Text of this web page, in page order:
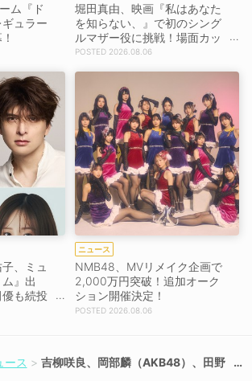
ム『ド
ュラー
堀田真由、映画『私はあなた
を知らない、』で初のシング
ルマザー役に挑戦！場面カッ
トを解禁！【コメントあり】
2026.08.06
、ミュ
』出
も続投
ニュース
NMB48、MVリメイク企画で
2,000万円突破！追加オーク
ション開催決定！
2026.08.06
ース
吉柳咲良、岡部麟（AKB48）、田野